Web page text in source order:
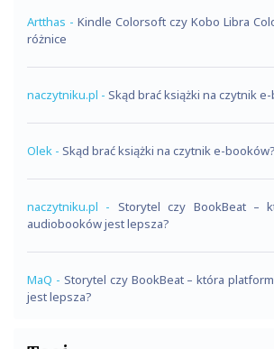
Artthas - Kindle Colorsoft czy Kobo Libra
różnice
naczytniku.pl - Skąd brać książki na czytnik
Olek - Skąd brać książki na czytnik e-booków?
naczytniku.pl - Storytel czy BookBeat –
audiobooków jest lepsza?
MaQ - Storytel czy BookBeat – która
jest lepsza?